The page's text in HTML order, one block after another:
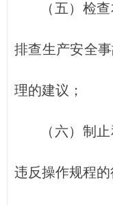
（五）检查
排查生产安全
理的建议；
（六）制止
违反操作规程的